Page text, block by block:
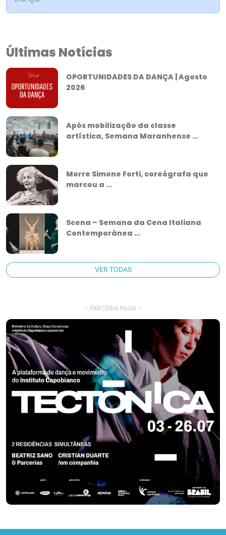
Últimas Notícias
OPORTUNIDADES DA DANÇA | Agosto
2026
Após mobilização da classe
artística, Semana Maranhense ...
Morre Simone Forti, coreógrafa que
marcou a ...
Scena – Semana da Cena Italiana
Contemporânea ...
VER TODAS
- PARCERIA PAGA -